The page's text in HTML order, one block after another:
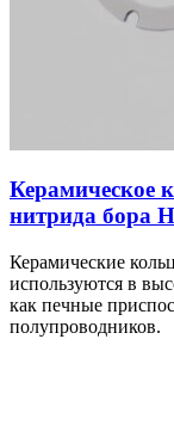
Керамическое
нитрида бора
Керамические
используются в
как печные
полупроводников.